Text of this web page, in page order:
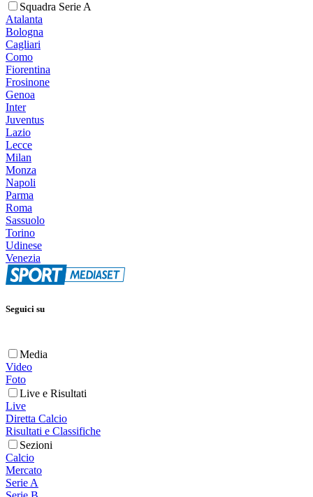
Squadra Serie A
Atalanta
Bologna
Cagliari
Como
Fiorentina
Frosinone
Genoa
Inter
Juventus
Lazio
Lecce
Milan
Monza
Napoli
Parma
Roma
Sassuolo
Torino
Udinese
Venezia
Seguici su
Media
Video
Foto
Live e Risultati
Live
Diretta Calcio
Risultati e Classifiche
Sezioni
Calcio
Mercato
Serie A